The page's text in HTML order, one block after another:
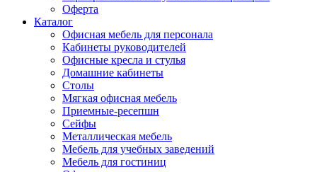
Оферта
Каталог
Офисная мебель для персонала
Кабинеты руководителей
Офисные кресла и стулья
Домашние кабинеты
Столы
Мягкая офисная мебель
Приемные-ресепшн
Сейфы
Металлическая мебель
Мебель для учебных заведений
Мебель для гостиниц